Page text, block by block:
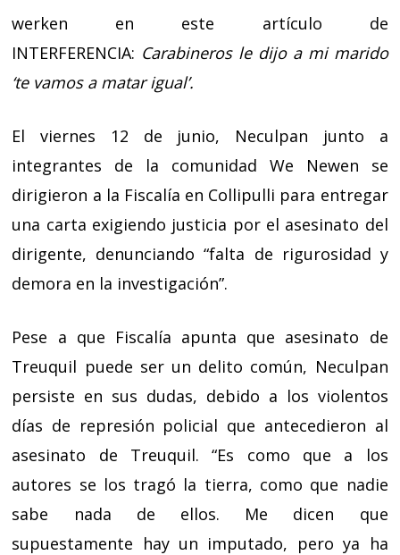
werken en este artículo de
INTERFERENCIA: Carabineros le dijo a mi marido
‘te vamos a matar igual’.
El viernes 12 de junio, Neculpan junto a
integrantes de la comunidad We Newen se
dirigieron a la Fiscalía en Collipulli para entregar
una carta exigiendo justicia por el asesinato del
dirigente, denunciando “falta de rigurosidad y
demora en la investigación”.
Pese a que Fiscalía apunta que asesinato de
Treuquil puede ser un delito común, Neculpan
persiste en sus dudas, debido a los violentos
días de represión policial que antecedieron al
asesinato de Treuquil. “Es como que a los
autores se los tragó la tierra, como que nadie
sabe nada de ellos. Me dicen que
supuestamente hay un imputado, pero ya ha